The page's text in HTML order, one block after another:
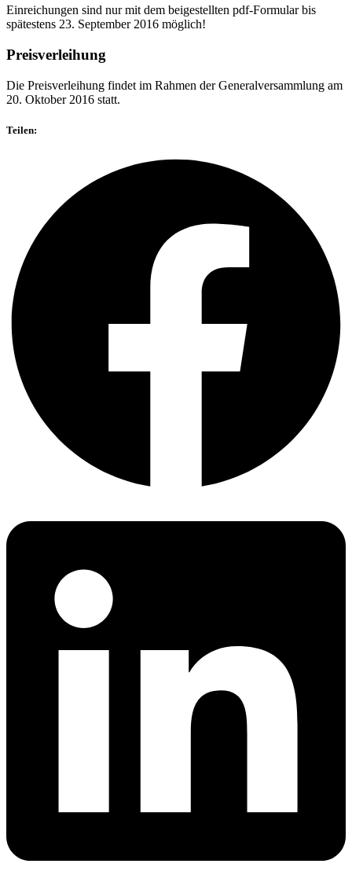
Einreichungen sind nur mit dem beigestellten pdf-Formular bis
spätestens 23. September 2016 möglich!
Preisverleihung
Die Preisverleihung findet im Rahmen der Generalversammlung am
20. Oktober 2016 statt.
Teilen: